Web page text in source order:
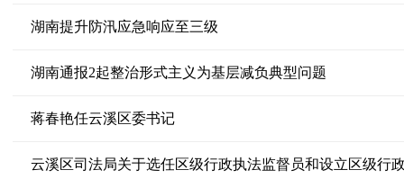
湖南提升防汛应急响应至三级
湖南通报2起整治形式主义为基层减负典型问题
蒋春艳任云溪区委书记
云溪区司法局关于选任区级行政执法监督员和设立区级行